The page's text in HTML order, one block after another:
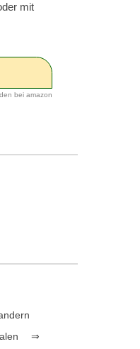
mit
bei amazon
⇒